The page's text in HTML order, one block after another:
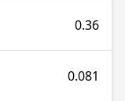
0.36
0.081